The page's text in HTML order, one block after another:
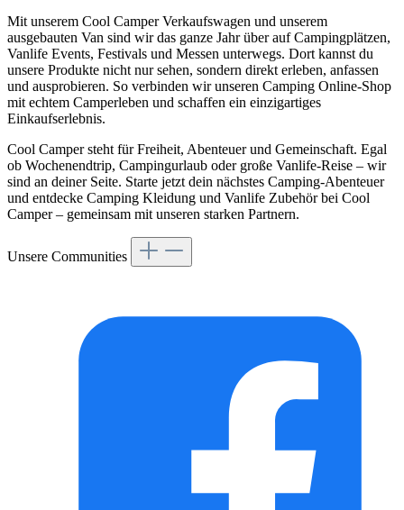
Mit unserem Cool Camper Verkaufswagen und unserem
ausgebauten Van sind wir das ganze Jahr über auf Campingplätzen,
Vanlife Events, Festivals und Messen unterwegs. Dort kannst du
unsere Produkte nicht nur sehen, sondern direkt erleben, anfassen
und ausprobieren. So verbinden wir unseren Camping Online-Shop
mit echtem Camperleben und schaffen ein einzigartiges
Einkaufserlebnis.
Cool Camper steht für Freiheit, Abenteuer und Gemeinschaft. Egal
ob Wochenendtrip, Campingurlaub oder große Vanlife-Reise – wir
sind an deiner Seite. Starte jetzt dein nächstes Camping-Abenteuer
und entdecke Camping Kleidung und Vanlife Zubehör bei Cool
Camper – gemeinsam mit unseren starken Partnern.
Unsere Communities